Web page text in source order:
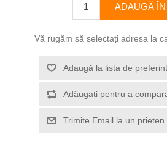
ADAUGĂ
Vă rugăm să selectați adresa la
Adaugă la lista de
Adăugați pentru a
Trimite Email la un prieten